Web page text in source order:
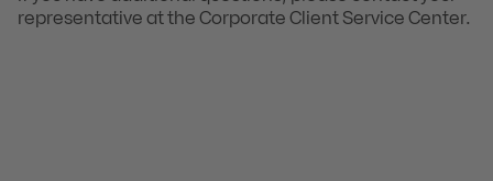
representative at the Corporate Client Service Center.